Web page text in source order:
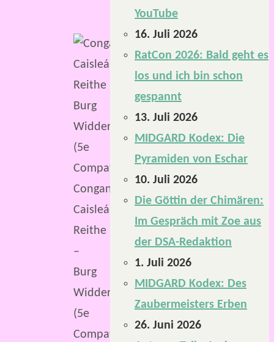
Congan
Caisleán
Reithe
–
Burg
Widderhorn
(5e
Compatible)
YouTube
16. Juli 2026
RatCon 2026: Bald geht es
los und ich bin schon
gespannt
13. Juli 2026
MIDGARD Kodex: Die
Pyramiden von Eschar
10. Juli 2026
Die Göttin der Chimären:
Im Gespräch mit Zoe aus
der DSA-Redaktion
1. Juli 2026
MIDGARD Kodex: Des
Zaubermeisters Erben
26. Juni 2026